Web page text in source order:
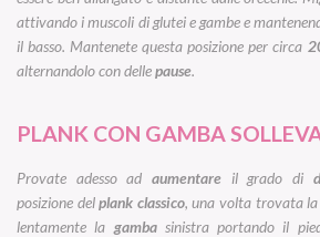
attivando i muscoli di glutei e gambe e
il basso. Mantenete questa posizione per circa
alternandolo con dellepause.
PLANK CON GAMBA
Provate adesso ad aumentare il grado di
posizione delplank classico, una volta trovata
lentamente la gambasinistra portando il